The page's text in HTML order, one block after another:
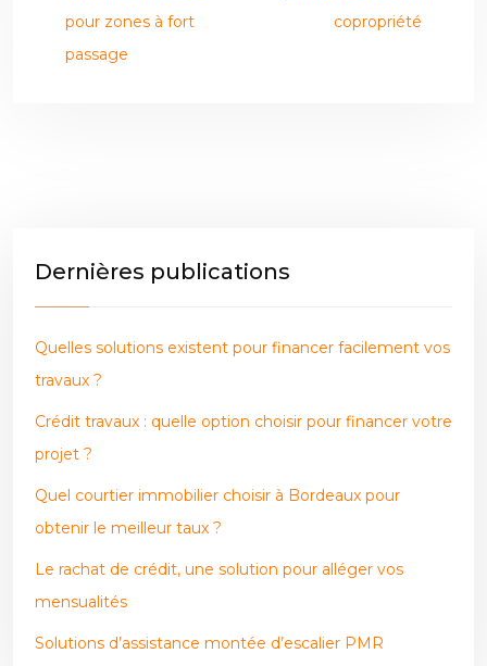
pour zones à fort
passage
copropriété
Dernières publications
Quelles solutions existent pour financer facilement vos
travaux ?
Crédit travaux : quelle option choisir pour financer votre
projet ?
Quel courtier immobilier choisir à Bordeaux pour
obtenir le meilleur taux ?
Le rachat de crédit, une solution pour alléger vos
mensualités
Solutions d’assistance montée d’escalier PMR